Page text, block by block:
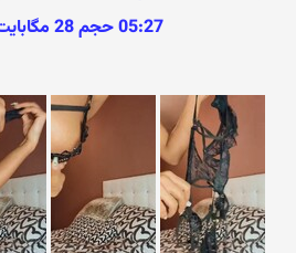
05:27 حجم 28 مگابایت